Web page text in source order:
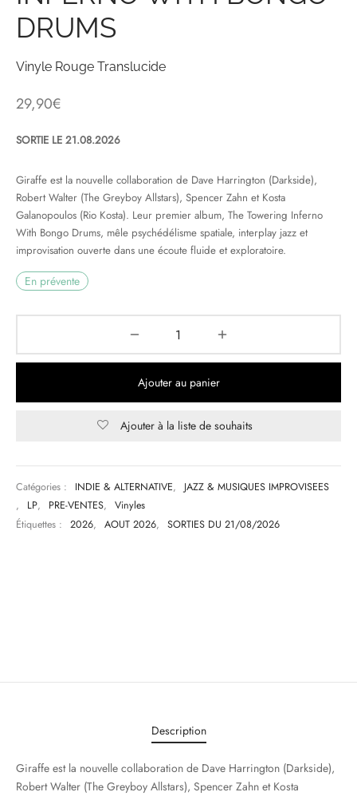
DRUMS
Vinyle Rouge Translucide
29,90€
SORTIE LE 21.08.2026
Giraffe est la nouvelle collaboration de Dave Harrington (Darkside),
Robert Walter (The Greyboy Allstars), Spencer Zahn et Kosta
Galanopoulos (Rio Kosta). Leur premier album, The Towering Inferno
With Bongo Drums, mêle psychédélisme spatiale, interplay jazz et
improvisation ouverte dans une écoute fluide et exploratoire.
En prévente
Ajouter au panier
Ajouter à la liste de souhaits
Catégories : INDIE & ALTERNATIVE,
JAZZ & MUSIQUES IMPROVISEES
,
LP, PRE-VENTES,
Vinyles
Étiquettes :
2026, AOUT 2026, SORTIES DU 21/08/2026
Description
Giraffe est la nouvelle collaboration de Dave Harrington (Darkside),
Robert Walter (The Greyboy Allstars), Spencer Zahn et Kosta
HIP-HOP
MUSIQUES IMPROVISEES
DU MONDE
CLASSIQUE
DAY 2025